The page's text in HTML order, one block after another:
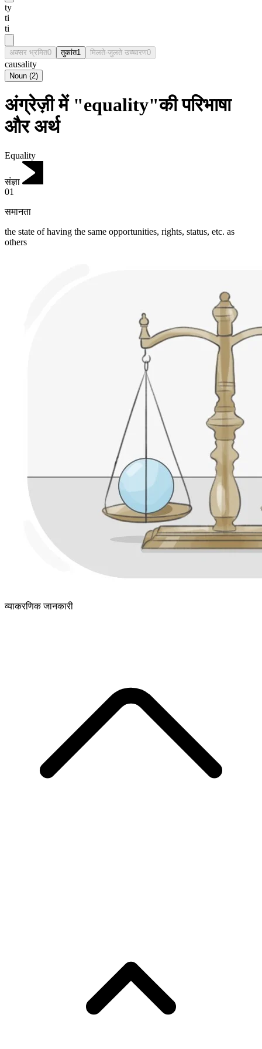
ty
ti
ti
अक्सर भ्रमित0 तुकांत1 मिलते-जुलते उच्चारण0
causality
Noun (2)
अंग्रेज़ी में "equality"की परिभाषा
और अर्थ
Equality
संज्ञा
01
समानता
the state of having the same opportunities, rights, status, etc. as
others
व्याकरणिक जानकारी